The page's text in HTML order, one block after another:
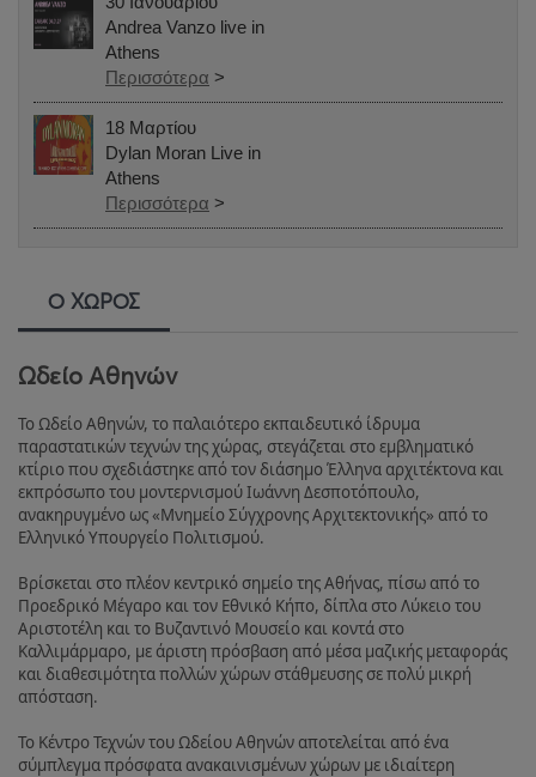
Andrea Vanzo live in
Athens
Περισσότερα >
18 Μαρτίου
Dylan Moran Live in
Athens
Περισσότερα >
Ο ΧΩΡΟΣ
Ωδείο Αθηνών
To Ωδείο Αθηνών, το παλαιότερο εκπαιδευτικό ίδρυμα
παραστατικών τεχνών της χώρας, στεγάζεται στο εμβληματικό
κτίριο που σχεδιάστηκε από τον διάσημο Έλληνα αρχιτέκτονα και
εκπρόσωπο του μοντερνισμού Ιωάννη Δεσποτόπουλο,
ανακηρυγμένο ως «Μνημείο Σύγχρονης Αρχιτεκτονικής» από το
Ελληνικό Υπουργείο Πολιτισμού.
Βρίσκεται στο πλέον κεντρικό σημείο της Αθήνας, πίσω από το
Προεδρικό Μέγαρο και τον Εθνικό Κήπο, δίπλα στο Λύκειο του
Αριστοτέλη και το Βυζαντινό Μουσείο και κοντά στο
Καλλιμάρμαρο, με άριστη πρόσβαση από μέσα μαζικής μεταφοράς
και διαθεσιμότητα πολλών χώρων στάθμευσης σε πολύ μικρή
απόσταση.
Το Κέντρο Τεχνών του Ωδείου Αθηνών αποτελείται από ένα
σύμπλεγμα πρόσφατα ανακαινισμένων χώρων με ιδιαίτερη